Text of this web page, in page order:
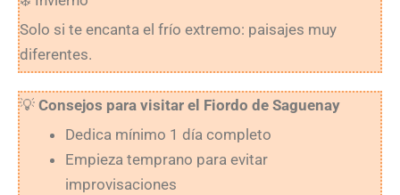
Solo si te encanta el frío extremo: paisajes muy
diferentes.
💡 Consejos para visitar el Fiordo de Saguenay
Dedica mínimo 1 día completo
Empieza temprano para evitar
improvisaciones